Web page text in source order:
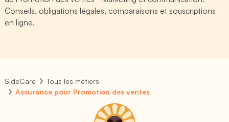
Conseils, obligations légales, comparaisons et souscriptions
en ligne.
SideCare
Tous les métiers
Assurance pour Promotion des ventes